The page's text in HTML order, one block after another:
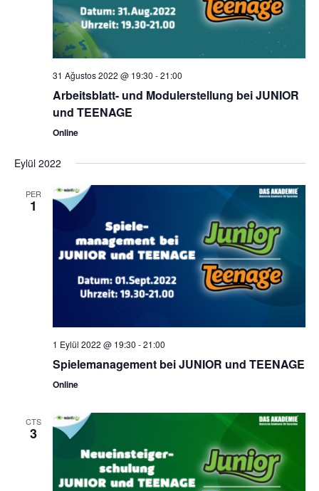
31 Ağustos 2022 @ 19:30 -21:00
Arbeitsblatt- und Modulerstellung bei JUNIOR
und TEENAGE
Online
Eylül 2022
PER
1
1 Eylül 2022 @ 19:30 -21:00
Spielemanagement bei JUNIOR und TEENAGE
Online
CTS
3